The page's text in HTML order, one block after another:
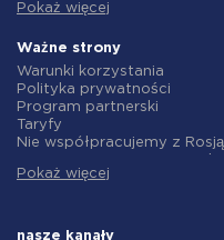
Integracja Salesforce CRM
Integracja Notion
Integracja AWeber
Integracja Asana
Integracja ZOHO CRM
Integracja Webhooks
Integracja GetResponse
Integracja WooCommerce
Integracja Pipedrive
Integracja Corezoid
Integracja Instasent
Integracja AtomPark
Integracja TXTImpact
Integracja Campaign Monitor
Integracja CM.com
Integracja D7 Networks
Integracja SMSGlobal
Pokaż więcej
Ważne strony
Warunki korzystania
Polityka prywatności
Program partnerski
Taryfy
Nie współpracujemy z Rosją
polityka zwrotów
O nas
Pokaż więcej
nasze kanały